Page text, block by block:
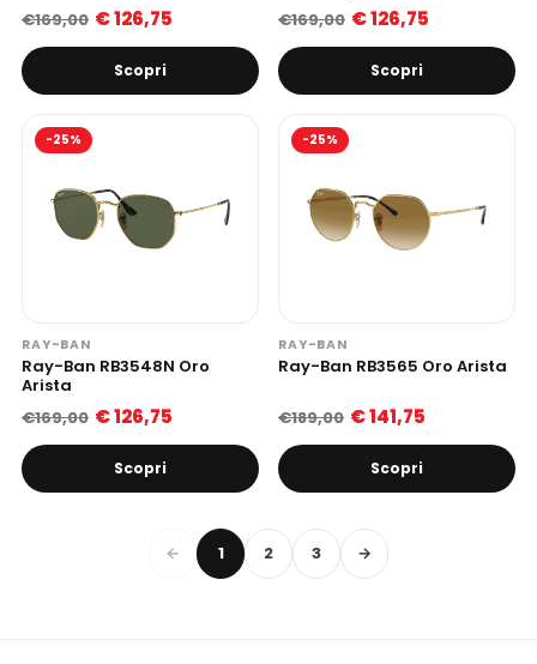
€169,00 € 126,75
Scopri
€169,00 € 126,75
Scopri
-25%
RAY-BAN
Ray-Ban RB3548N Oro
Arista
€169,00 € 126,75
Scopri
-25%
RAY-BAN
Ray-Ban RB3565 Oro Arista
€189,00 € 141,75
Scopri
← 1 2 3 →